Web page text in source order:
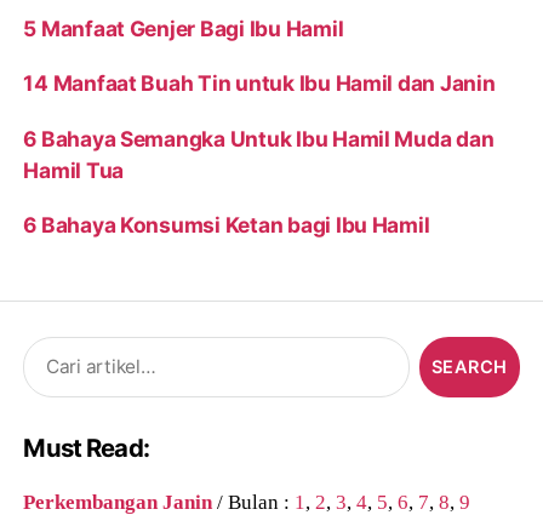
5 Manfaat Genjer Bagi Ibu Hamil
14 Manfaat Buah Tin untuk Ibu Hamil dan Janin
6 Bahaya Semangka Untuk Ibu Hamil Muda dan
Hamil Tua
6 Bahaya Konsumsi Ketan bagi Ibu Hamil
Search
for:
Must Read:
Perkembangan Janin / Bulan : 1 , 2,3,4, 5,6, 7,8,9